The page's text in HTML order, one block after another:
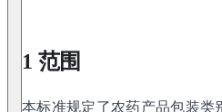
1 范围
本标准规定了农药产品包装类